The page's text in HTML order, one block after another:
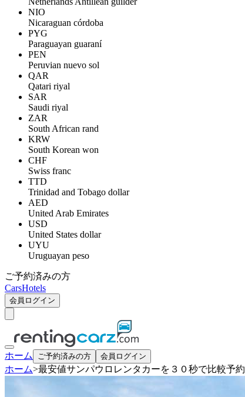
NIO
Nicaraguan córdoba
PYG
Paraguayan guaraní
PEN
Peruvian nuevo sol
QAR
Qatari riyal
SAR
Saudi riyal
ZAR
South African rand
KRW
South Korean won
CHF
Swiss franc
TTD
Trinidad and Tobago dollar
AED
United Arab Emirates
USD
United States dollar
UYU
Uruguayan peso
ご予約済みの方
CarsHotels
会員ログイン
ホーム ご予約済みの方 会員ログイン
ホーム>最安値サンパウロレンタカーを３０秒で比較予約